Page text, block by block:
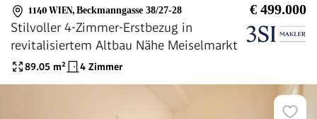
1140 WIEN, Beckmanngasse 38/27-28 € 499.000
Stilvoller 4-Zimmer-Erstbezug in
revitalisiertem Altbau Nähe Meiselmarkt
89.05 m² 4 Zimmer